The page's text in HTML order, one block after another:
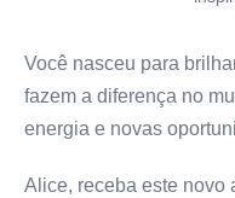
Você nasceu para
fazem a diferença no
energia e novas
Alice, receba este novo